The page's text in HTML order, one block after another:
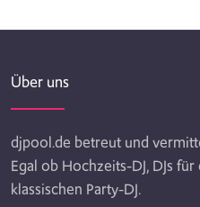
Über uns
djpool.de betreut und
Egal ob Hochzeits-DJ, DJs
klassischen Party-DJ.